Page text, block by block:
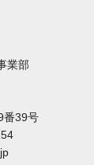
業部
番39号